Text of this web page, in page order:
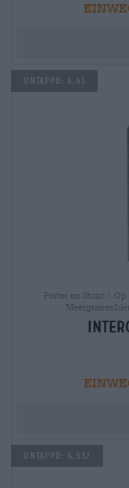
Untappd: 4,41
Porter en Stout |
Untappd: 4,337